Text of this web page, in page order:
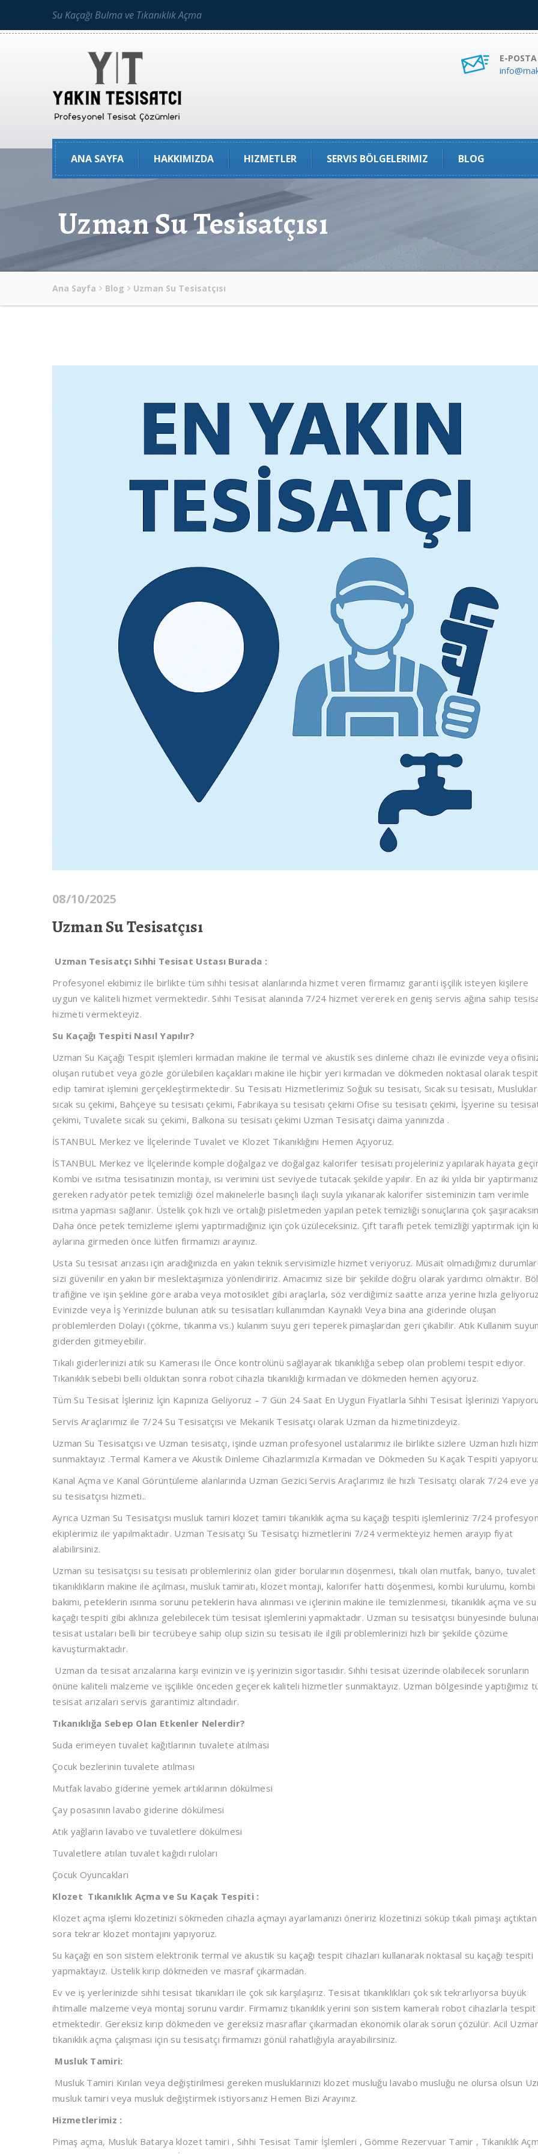
Su Kaçağı Bulma ve Tıkanıklık Açma
E-POSTA
ANA SAYFA HAKKIMIZDA HIZMETLER SERVIS BÖLGELERIMIZ BLOG
Uzman Su Tesisatçısı
Ana Sayfa Blog Uzman Su Tesisatçısı
08/10/2025
Uzman Su Tesisatçısı
Uzman Tesisatçı Sıhhi Tesisat Ustası Burada :
Profesyonel ekibimiz ile birlikte tüm sıhhi tesisat alanlarında hizmet veren firmamız garanti işçilik isteyen kişilere
uygun ve kaliteli hizmet vermektedir. Sıhhi Tesisat alanında 7/24 hizmet vererek en geniş servis ağına sahip
hizmeti vermekteyiz.
Su Kaçağı Tespiti Nasıl Yapılır?
Uzman Su Kaçağı Tespit işlemleri kırmadan makine ile termal ve akustik ses dinleme cihazı ile evinizde veya
oluşan rutubet veya gözle görülebilen kaçakları makine ile hiçbir yeri kırmadan ve dökmeden noktasal olarak tespit
edip tamirat işlemini gerçekleştirmektedir. Su Tesisatı Hizmetlerimiz Soğuk su tesisatı, Sıcak su tesisatı,
sıcak su çekimi, Bahçeye su tesisatı çekimi, Fabrikaya su tesisatı çekimi Ofise su tesisatı çekimi, İşyerine su
çekimi, Tuvalete sıcak su çekimi, Balkona su tesisatı çekimi Uzman Tesisatçı daima yanınızda .
İSTANBUL Merkez ve İlçelerinde Tuvalet ve Klozet Tıkanıklığını Hemen Açıyoruz.
İSTANBUL Merkez ve İlçelerindekomple doğalgaz ve doğalgaz kalorifer tesisatı projeleriniz yapılarak hayata
Kombi ve ısıtma tesisatınızın montajı, ısı verimini üst seviyede tutacak şekilde yapılır. En az iki yılda bir yaptırmanız
gereken radyatör petek temizliği özel makinelerle basınçlı ilaçlı suyla yıkanarak kalorifer sisteminizin tam verimle
ısıtma yapması sağlanır. Üstelik çok hızlı ve ortalığı pisletmeden yapılan petek temizliği sonuçlarına çok
Daha önce petek temizleme işlemi yaptırmadığınız için çok üzüleceksiniz. Çift taraflı petek temizliği yaptırmak için
aylarına girmeden önce lütfen firmamızı arayınız.
Usta Su tesisat arızası için aradığınızda en yakın teknik servisimizle hizmet veriyoruz. Müsait olmadığımız
sizi güvenilir en yakın bir meslektaşımıza yönlendiririz. Amacımız size bir şekilde doğru olarak yardımcı olmaktır.
trafiğine ve işin şekline göre araba veya motosiklet gibi araçlarla, söz verdiğimiz saatte arıza yerine hızla
Evinizde veya İş Yerinizde bulunan atık su tesisatları kullanımdan Kaynaklı Veya bina ana giderinde oluşan
problemlerden Dolayı (çökme, tıkanma vs.) kulanım suyu geri teperek pimaşlardan geri çıkabilir. Atık Kullanım
giderden gitmeyebilir.
Tıkalı giderlerinizi atık su Kamerası ile Önce kontrolünü sağlayarak tıkanıklığa sebep olan problemi tespit ediyor.
Tıkanıklık sebebi belli olduktan sonra robot cihazla tıkanıklığı kırmadan ve dökmeden hemen açıyoruz.
Tüm Su Tesisat İşleriniz İçin Kapınıza Geliyoruz – 7 Gün 24 Saat En Uygun Fiyatlarla Sıhhi Tesisat İşlerinizi
Servis Araçlarımız ile 7/24 Su Tesisatçısı ve Mekanik Tesisatçı olarak Uzman da hizmetinizdeyiz.
Uzman Su Tesisatçısı ve Uzman tesisatçı, işinde uzman profesyonel ustalarımız ile birlikte sizlere Uzman hızlı
sunmaktayız .Termal Kamera ve Akustik Dinleme Cihazlarımızla Kırmadan ve Dökmeden Su Kaçak Tespiti
Kanal Açma ve Kanal Görüntüleme alanlarında Uzman Gezici Servis Araçlarımız ile hızlı Tesisatçı olarak 7/24 eve
su tesisatçısı hizmeti..
Ayrıca Uzman Su Tesisatçısı musluk tamiri klozet tamiri tıkanıklık açma su kaçağı tespiti işlemleriniz 7/24
ekiplerimiz ile yapılmaktadır. Uzman Tesisatçı Su Tesisatçı hizmetlerini 7/24 vermekteyiz hemen arayıp fiyat
alabilirsiniz.
Uzman su tesisatçısı su tesisatı problemleriniz olan gider borularının döşenmesi, tıkalı olan mutfak, banyo, tuvalet
tıkanıklıkların makine ile açılması, musluk tamiratı, klozet montajı, kalorifer hattı döşenmesi, kombi kurulumu, kombi
bakımı, peteklerin ısınma sorunu peteklerin hava alınması ve içlerinin makine ile temizlenmesi, tıkanıklık açma ve su
kaçağı tespiti gibi aklınıza gelebilecek tüm tesisat işlemlerini yapmaktadır. Uzman su tesisatçısı bünyesinde
tesisat ustaları belli bir tecrübeye sahip olup sizin su tesisatı ile ilgili problemlerinizi hızlı bir şekilde çözüme
kavuşturmaktadır.
Uzman da tesisat arızalarına karşı evinizin ve iş yerinizin sigortasıdır. Sıhhi tesisat üzerinde olabilecek sorunların
önüne kaliteli malzeme ve işçilikle önceden geçerek kaliteli hizmetler sunmaktayız. Uzman bölgesinde yaptığımız
tesisat arızaları servis garantimiz altındadır.
Tıkanıklığa Sebep Olan Etkenler Nelerdir?
Suda erimeyen tuvalet kağıtlarının tuvalete atılması
Çocuk bezlerinin tuvalete atılması
Mutfak lavabo giderine yemek artıklarının dökülmesi
Çay posasının lavabo giderine dökülmesi
Atık yağların lavabo ve tuvaletlere dökülmesi
Tuvaletlere atılan tuvalet kağıdı ruloları
Çocuk Oyuncakları
Klozet Tıkanıklık Açma ve Su Kaçak Tespiti :
Klozet açma işlemi klozetinizi sökmeden cihazla açmayı ayarlamanızı öneririz klozetinizi söküp tıkalı pimaşı açtıktan
sora tekrar klozet montajını yapıyoruz.
Su kaçağı en son sistem elektronik termal ve akustik su kaçağı tespit cihazları kullanarak noktasal su kaçağı tespiti
yapmaktayız. Üstelik kırıp dökmeden ve masraf çıkarmadan.
Ev ve iş yerlerinizde sıhhi tesisat tıkanıkları ile çok sık karşılaşırız. Tesisat tıkanıklıkları çok sık tekrarlıyorsa büyük
ihtimalle malzeme veya montaj sorunu vardır. Firmamız tıkanıklık yerini son sistem kameralı robot cihazlarla tespit
etmektedir. Gereksiz kırıp dökmeden ve gereksiz masraflar çıkarmadan ekonomik olarak sorun çözülür. Acil
tıkanıklık açma çalışması için su tesisatçı firmamızı gönül rahatlığıyla arayabilirsiniz.
Musluk Tamiri:
Musluk Tamiri Kırılan veya değiştirilmesi gereken musluklarınızı klozet musluğu lavabo musluğu ne olursa olsun
musluk tamiri veya musluk değiştirmek istiyorsanız Hemen Bizi Arayınız.
Hizmetlerimiz :
Pimaş açma, Musluk Batarya klozet tamiri , Sıhhi Tesisat Tamir İşlemleri , Gömme Rezervuar Tamir , Tıkanıklık